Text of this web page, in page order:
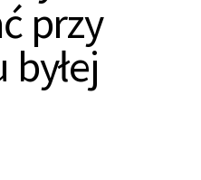
przy